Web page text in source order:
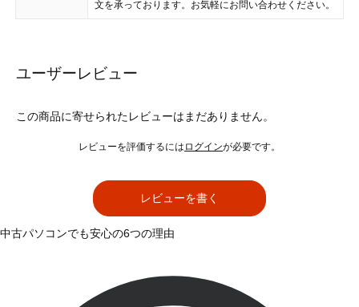
文を承っております。お気軽にお問い合わせください。
ユーザーレビュー
この商品に寄せられたレビューはまだありません。
レビューを評価するには ログインが必要です。
レビューを書く
中古パソコンでも安心の6つの理由